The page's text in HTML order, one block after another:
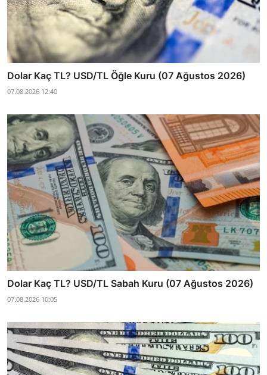
Dolar Kaç TL? USD/TL Öğle Kuru (07 Ağustos 2026)
07.08.2026 12:40
Dolar Kaç TL? USD/TL Sabah Kuru (07 Ağustos 2026)
07.08.2026 10:05